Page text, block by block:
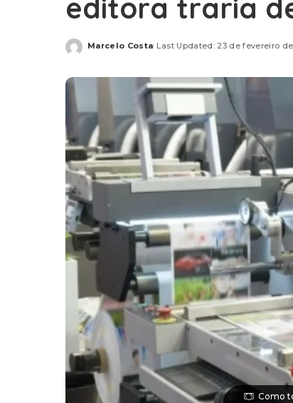
editora traria
Posted
Marcelo Costa Last Updated: 23 de fevereiro de
Como